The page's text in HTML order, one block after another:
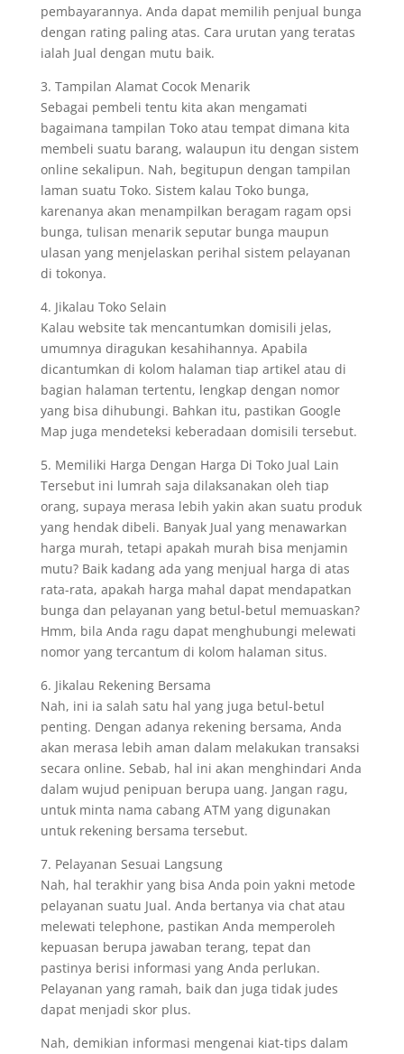
pembayarannya. Anda dapat memilih penjual bunga
dengan rating paling atas. Cara urutan yang teratas
ialah Jual dengan mutu baik.
3. Tampilan Alamat Cocok Menarik
Sebagai pembeli tentu kita akan mengamati
bagaimana tampilan Toko atau tempat dimana kita
membeli suatu barang, walaupun itu dengan sistem
online sekalipun. Nah, begitupun dengan tampilan
laman suatu Toko. Sistem kalau Toko bunga,
karenanya akan menampilkan beragam ragam opsi
bunga, tulisan menarik seputar bunga maupun
ulasan yang menjelaskan perihal sistem pelayanan
di tokonya.
4. Jikalau Toko Selain
Kalau website tak mencantumkan domisili jelas,
umumnya diragukan kesahihannya. Apabila
dicantumkan di kolom halaman tiap artikel atau di
bagian halaman tertentu, lengkap dengan nomor
yang bisa dihubungi. Bahkan itu, pastikan Google
Map juga mendeteksi keberadaan domisili tersebut.
5. Memiliki Harga Dengan Harga Di Toko Jual Lain
Tersebut ini lumrah saja dilaksanakan oleh tiap
orang, supaya merasa lebih yakin akan suatu produk
yang hendak dibeli. Banyak Jual yang menawarkan
harga murah, tetapi apakah murah bisa menjamin
mutu? Baik kadang ada yang menjual harga di atas
rata-rata, apakah harga mahal dapat mendapatkan
bunga dan pelayanan yang betul-betul memuaskan?
Hmm, bila Anda ragu dapat menghubungi melewati
nomor yang tercantum di kolom halaman situs.
6. Jikalau Rekening Bersama
Nah, ini ia salah satu hal yang juga betul-betul
penting. Dengan adanya rekening bersama, Anda
akan merasa lebih aman dalam melakukan transaksi
secara online. Sebab, hal ini akan menghindari Anda
dalam wujud penipuan berupa uang. Jangan ragu,
untuk minta nama cabang ATM yang digunakan
untuk rekening bersama tersebut.
7. Pelayanan Sesuai Langsung
Nah, hal terakhir yang bisa Anda poin yakni metode
pelayanan suatu Jual. Anda bertanya via chat atau
melewati telephone, pastikan Anda memperoleh
kepuasan berupa jawaban terang, tepat dan
pastinya berisi informasi yang Anda perlukan.
Pelayanan yang ramah, baik dan juga tidak judes
dapat menjadi skor plus.
Nah, demikian informasi mengenai kiat-tips dalam